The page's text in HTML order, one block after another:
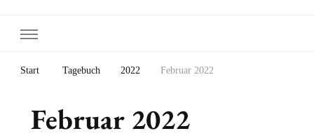
Start Tagebuch 2022 Februar 2022
Februar 2022